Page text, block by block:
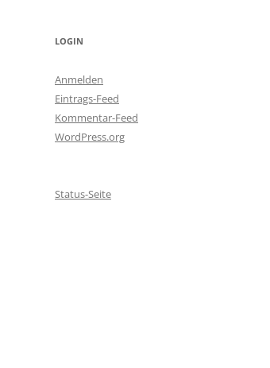
LOGIN
Anmelden
Eintrags-Feed
Kommentar-Feed
WordPress.org
Status-Seite